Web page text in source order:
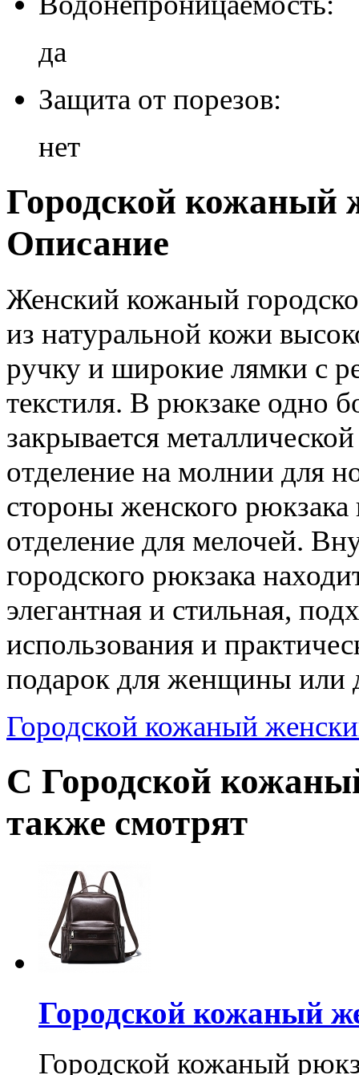
да
Защита от порезов:
нет
Городской кожаный
Описание
Женский кожаный
из натуральной кожи
ручку и широкие лямки с
текстиля. В рюкзаке одно
закрывается
отделение на молнии для
стороны женского
отделение для мелочей.
городского рюкзака
элегантная и стильная,
использования и
подарок для женщины или
Городской кожаный
С Городской
также смотрят
Городской кожаный
Городской кожаный